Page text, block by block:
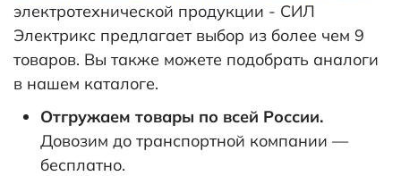
электротехнической продукции - СИЛ
Электрикс предлагает выбор из более чем 9
товаров. Вы также можете подобрать аналоги
в нашем каталоге.
Отгружаем товары по всей России.
Довозим до транспортной компании —
бесплатно.